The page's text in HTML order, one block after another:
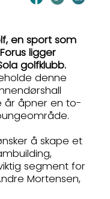
en sport som
ligger
golfklubb.
denne
år åpner en to-
å skape et
segment for
Mortensen,